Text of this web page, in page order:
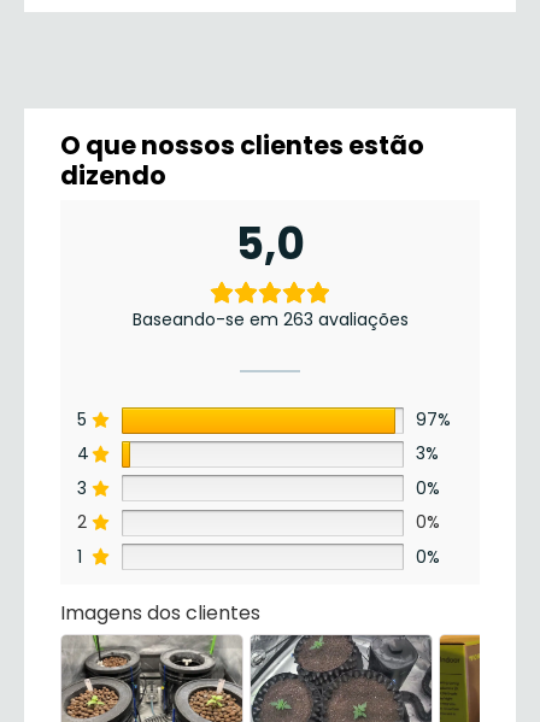
O que nossos clientes estão
dizendo
5,0
Baseando-se em 263 avaliações
5
97%
4
3%
3
0%
2
0%
1
0%
Imagens dos clientes